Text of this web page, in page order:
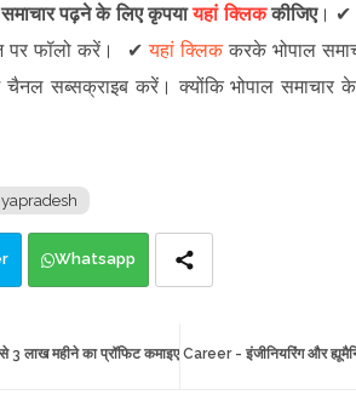
पढ़ने के लिए कृपयायहां क्लिककीजिए। ✔
फॉलो करें । ✔यहां क्लिककरके भोपाल
चैनल सब्सक्राइब करें। क्योंकि भोपाल समाचार
Whatsapp
Career - इंजीनियरिंग और
लाख महीने का प्रॉफिट कमाइए